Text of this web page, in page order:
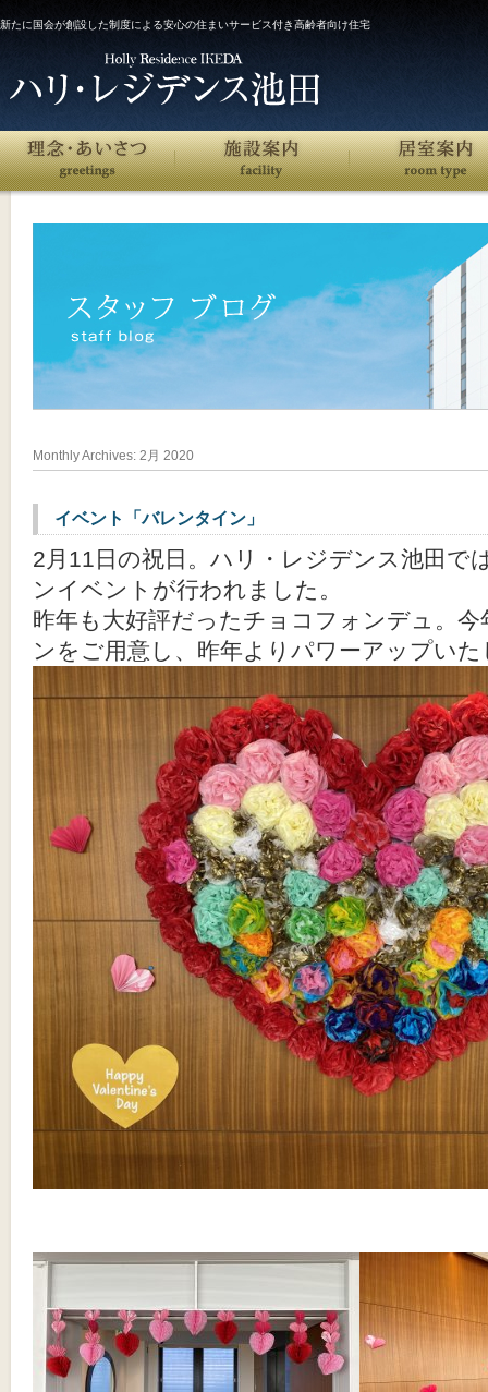
新たに国会が創設した制度による安心の住まいサービス付き高齢者向け住宅
Monthly Archives: 2月 2020
イベント「バレンタイン」
2月11日の祝日。ハリ・レジデンス池田で
ンイベントが行われました。
昨年も大好評だったチョコフォンデュ。
ンをご用意し、昨年よりパワーアップい